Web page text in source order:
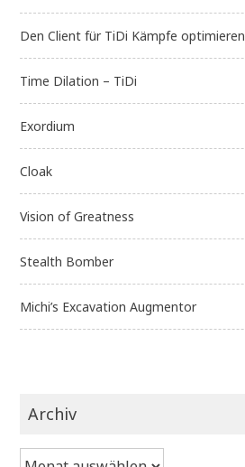
Den Client für TiDi Kämpfe optimieren
Time Dilation – TiDi
Exordium
Cloak
Vision of Greatness
Stealth Bomber
Michi’s Excavation Augmentor
Archiv